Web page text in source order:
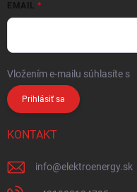
EMAIL
Vložením e-mailu súhlasíte s
Prihlásiť sa
KONTAKT
info@elektroenergy.sk